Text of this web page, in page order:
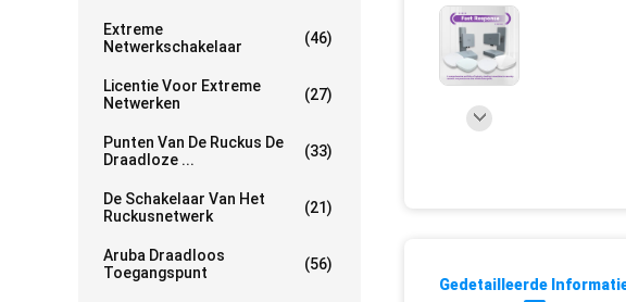
Extreme
Netwerkschakelaar
(46)
Licentie Voor Extreme
Netwerken
(27)
Punten Van De Ruckus De
Draadloze ...
(33)
De Schakelaar Van Het
Ruckusnetwerk
(21)
Aruba Draadloos
Toegangspunt
(56)
Gedetailleerde